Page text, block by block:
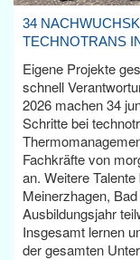
34
TECHNOTRANS
Eigene Projekte
schnell
2026 machen 34
Schritte bei
Fachkräfte von
an. Weitere
Meinerzhagen,
Ausbildungsjahr
Insgesamt lernen
der gesamten